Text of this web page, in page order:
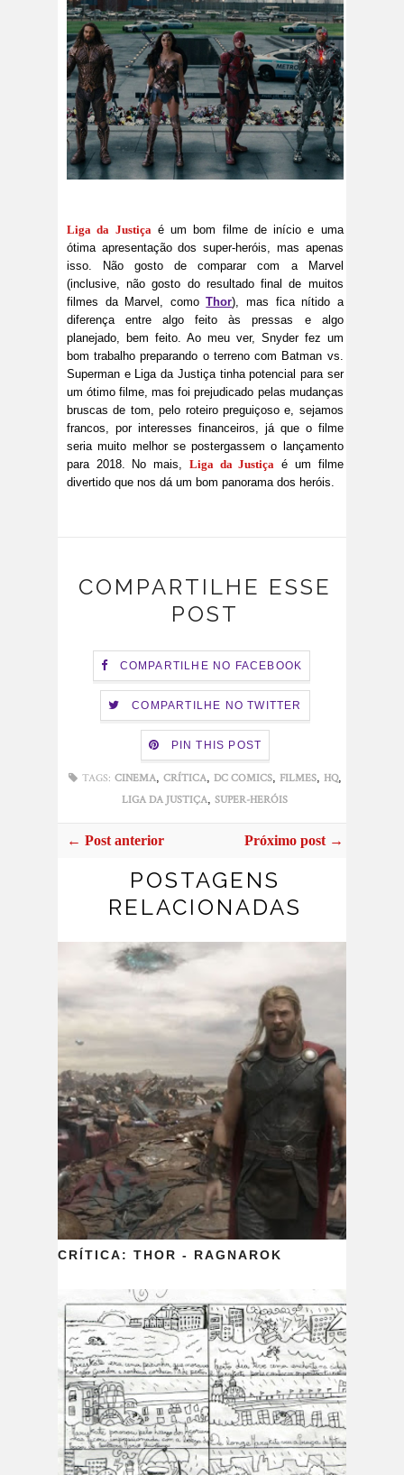
Liga da Justiça é um bom filme de início e uma
ótima apresentação dos super-heróis, mas apenas
isso. Não gosto de comparar com a Marvel
(inclusive, não gosto do resultado final de muitos
filmes da Marvel, comoThor), mas fica nítido a
diferença entre algo feito às pressas e algo
planejado, bem feito. Ao meu ver, Snyder fez um
bom trabalho preparando o terreno com Batman vs.
Superman e Liga da Justiça tinha potencial para ser
um ótimo filme, mas foi prejudicado pelas mudanças
bruscas de tom, pelo roteiro preguiçoso e, sejamos
francos, por interesses financeiros, já que o filme
seria muito melhor se postergassem o lançamento
para 2018. No mais, Liga da Justiça é um filme
divertido que nos dá um bom panorama dos heróis.
COMPARTILHE ESSE
POST
COMPARTILHE NO FACEBOOK
COMPARTILHE NO TWITTER
PIN THIS POST
TAGS: CINEMA CRÍTICA DC COMICS, FILMES, HQ,
LIGA DA JUSTIÇA ,SUPER-HERÓIS
← Post anterior Próximo post →
POSTAGENS
RELACIONADAS
CRÍTICA: THOR - RAGNAROK